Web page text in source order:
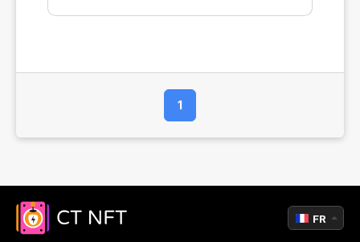
1
FR